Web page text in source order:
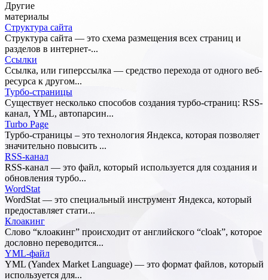
Другие
материалы
Структура сайта
Структура сайта — это схема размещения всех страниц и
разделов в интернет-...
Ссылки
Ссылка, или гиперссылка — средство перехода от одного веб-
ресурса к другом...
Турбо-страницы
Существует несколько способов создания турбо-страниц: RSS-
канал, YML, автопарсин...
Turbo Page
Турбо-страницы – это технология Яндекса, которая позволяет
значительно повысить ...
RSS-канал
RSS-канал — это файл, который используется для создания и
обновления турбо...
WordStat
WordStat — это специальный инструмент Яндекса, который
предоставляет стати...
Клоакинг
Слово “клоакинг” происходит от английского “cloak”, которое
дословно переводится...
YML-файл
YML (Yandex Market Language) — это формат файлов, который
используется для...